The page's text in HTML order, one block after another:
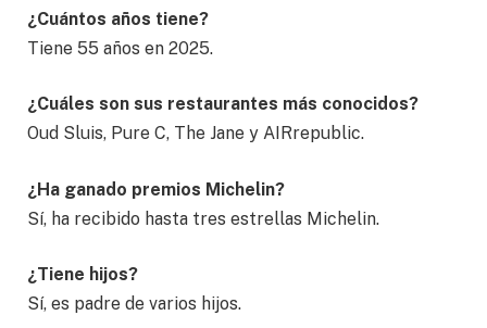
¿Cuántos años tiene?
Tiene 55 años en 2025.
¿Cuáles son sus restaurantes más conocidos?
Oud Sluis, Pure C, The Jane y AIRrepublic.
¿Ha ganado premios Michelin?
Sí, ha recibido hasta tres estrellas Michelin.
¿Tiene hijos?
Sí, es padre de varios hijos.